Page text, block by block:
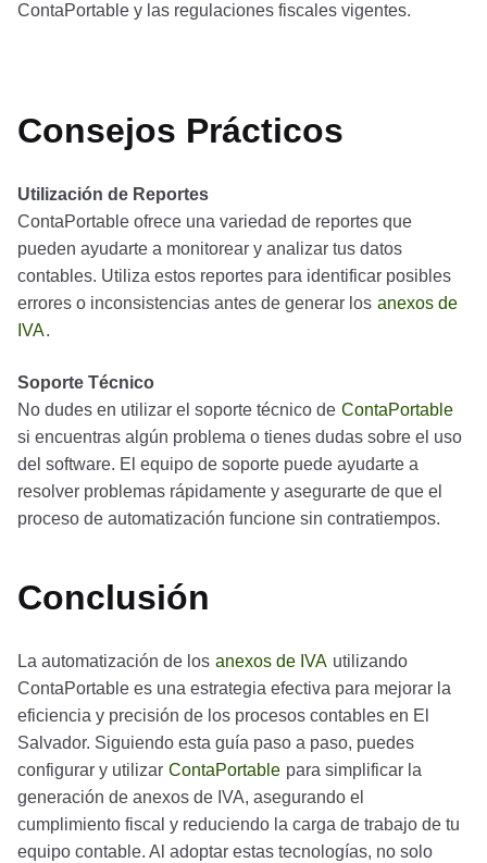
ContaPortable y las regulaciones fiscales vigentes.
Consejos Prácticos
Utilización de Reportes
ContaPortable ofrece una variedad de reportes que
pueden ayudarte a monitorear y analizar tus datos
contables. Utiliza estos reportes para identificar posibles
errores o inconsistencias antes de generar los anexos de
IVA.
Soporte Técnico
No dudes en utilizar el soporte técnico de ContaPortable
si encuentras algún problema o tienes dudas sobre el uso
del software. El equipo de soporte puede ayudarte a
resolver problemas rápidamente y asegurarte de que el
proceso de automatización funcione sin contratiempos.
Conclusión
La automatización de los anexos de IVA utilizando
ContaPortable es una estrategia efectiva para mejorar la
eficiencia y precisión de los procesos contables en El
Salvador. Siguiendo esta guía paso a paso, puedes
configurar y utilizar ContaPortable para simplificar la
generación de anexos de IVA, asegurando el
cumplimiento fiscal y reduciendo la carga de trabajo de tu
equipo contable. Al adoptar estas tecnologías, no solo